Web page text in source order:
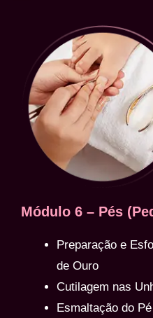
Módulo 6 – Pés
Preparação e
de Ouro
Cutilagem nas
Esmaltação do Pé